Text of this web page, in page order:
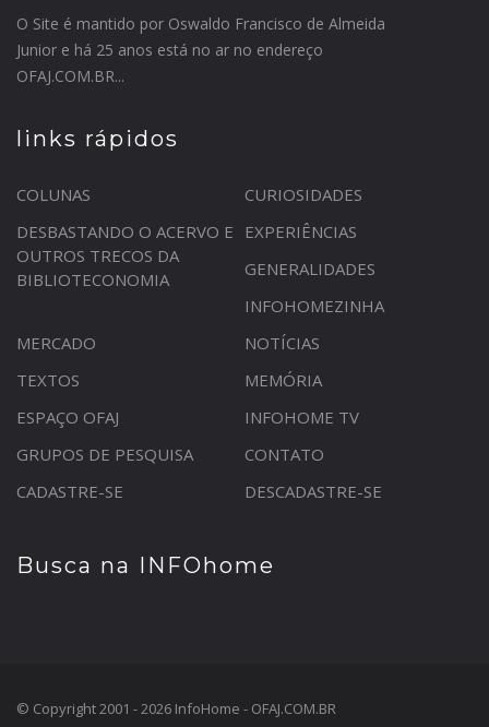
O Site é mantido por Oswaldo Francisco de Almeida
Junior e há 25 anos está no ar no endereço
OFAJ.COM.BR...
links rápidos
COLUNAS
CURIOSIDADES
DESBASTANDO O ACERVO E
OUTROS TRECOS DA
BIBLIOTECONOMIA
EXPERIÊNCIAS
GENERALIDADES
INFOHOMEZINHA
MERCADO
NOTÍCIAS
TEXTOS
MEMÓRIA
ESPAÇO OFAJ
INFOHOME TV
GRUPOS DE PESQUISA
CONTATO
CADASTRE-SE
DESCADASTRE-SE
Busca na INFOhome
© Copyright 2001 - 2026 InfoHome - OFAJ.COM.BR